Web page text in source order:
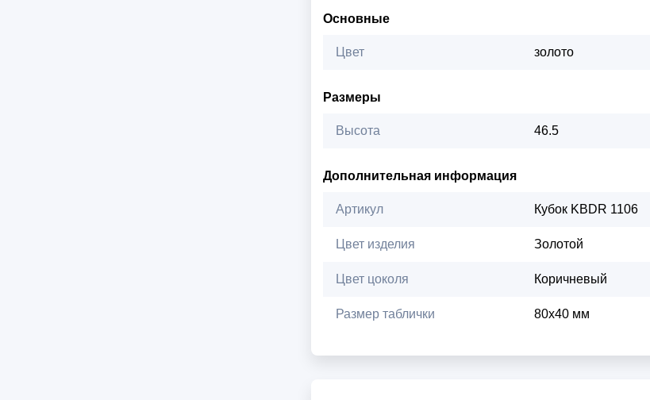
Основные
Цвет золото
Размеры
Высота 46.5
Дополнительная информация
Артикул Кубок KBDR 1106
Цвет изделия Золотой
Цвет цоколя Коричневый
Размер таблички 80х40 мм